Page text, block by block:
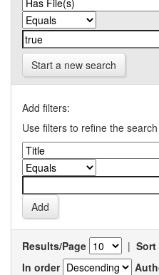
Start a new search
Add filters:
Use filters to refine the
Results/Page | Sort
In order